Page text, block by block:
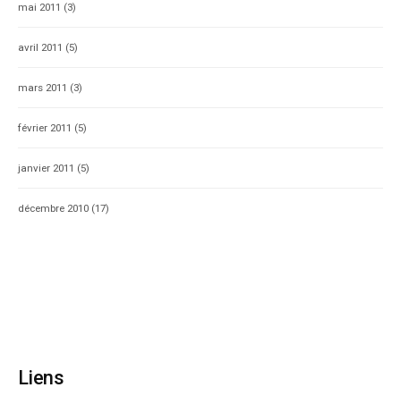
mai 2011 (3)
avril 2011 (5)
mars 2011 (3)
février 2011 (5)
janvier 2011 (5)
décembre 2010 (17)
Liens